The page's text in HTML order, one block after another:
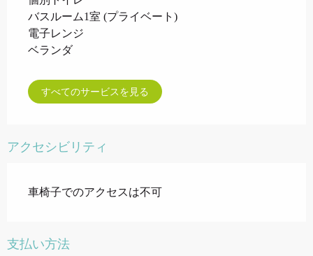
バスルーム1室 (プライベート)
電子レンジ
ベランダ
すべてのサービスを見る
アクセシビリティ
車椅子でのアクセスは不可
支払い方法